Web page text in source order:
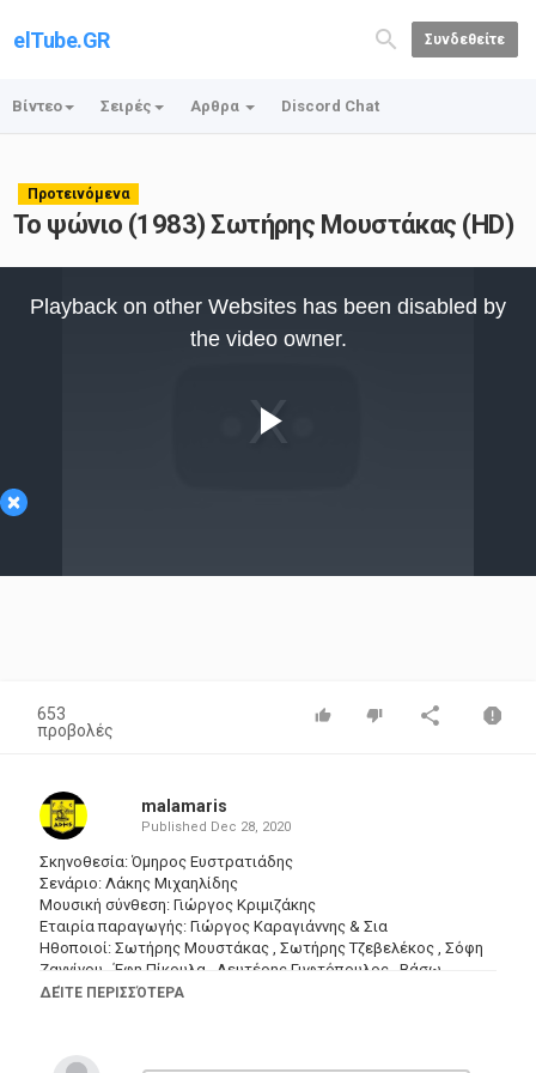
elTube.GR Συνδεθείτε
Βίντεο Σειρές Αρθρα Discord Chat
Προτεινόμενα
Το ψώνιο (1983) Σωτήρης Μουστάκας (HD)
×
Video
Playback on other Websites has been disabled by
the video owner.
653
προβολές
malamaris
Published Dec 28, 2020
Σκηνοθεσία: Όμηρος Ευστρατιάδης
Σενάριο: Λάκης Μιχαηλίδης
Μουσική σύνθεση: Γιώργος Κριμιζάκης
Εταιρία παραγωγής: Γιώργος Καραγιάννης & Σια
Ηθοποιοί: Σωτήρης Μουστάκας , Σωτήρης Τζεβελέκος , Σόφη
Ζαννίνου , Έφη Πίκουλα , Λευτέρης Γυφτόπουλος , Βάσω
Αλεξανδρίδου , Μάρκος Λεζές , Πάνος Κορκοτάς , Κώστας
, Γιώργος Σταμάτης , Γιάννης Εμμανουήλ , Τάκης Στάγκος ,
ΔΕΊΤΕ ΠΕΡΙΣΣΌΤΕΡΑ